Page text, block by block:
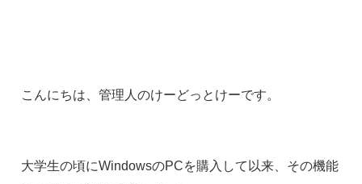
こんにちは、管理人のけーどっとけーです。
大学生の頃にWindowsのPCを購入して以来、その機能